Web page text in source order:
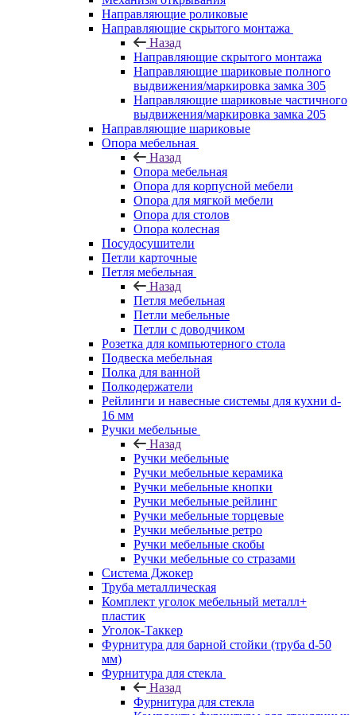
Направляющие роликовые
Направляющие скрытого монтажа
Назад
Направляющие скрытого монтажа
Направляющие шариковые полного
выдвижения/маркировка замка 305
Направляющие шариковые частичного
выдвижения/маркировка замка 205
Направляющие шариковые
Опора мебельная
Назад
Опора мебельная
Опора для корпусной мебели
Опора для мягкой мебели
Опора для столов
Опора колесная
Посудосушители
Петли карточные
Петля мебельная
Назад
Петля мебельная
Петли мебельные
Петли с доводчиком
Розетка для компьютерного стола
Подвеска мебельная
Полка для ванной
Полкодержатели
Рейлинги и навесные системы для кухни d-
16 мм
Ручки мебельные
Назад
Ручки мебельные
Ручки мебельные керамика
Ручки мебельные кнопки
Ручки мебельные рейлинг
Ручки мебельные торцевые
Ручки мебельные ретро
Ручки мебельные скобы
Ручки мебельные со стразами
Система Джокер
Труба металлическая
Комплект уголок мебельный металл+
пластик
Уголок-Таккер
Фурнитура для барной стойки (труба d-50
мм)
Фурнитура для стекла
Назад
Фурнитура для стекла